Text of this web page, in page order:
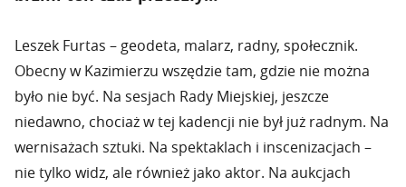
Leszek Furtas – geodeta, malarz, radny, społecznik.
Obecny w Kazimierzu wszędzie tam, gdzie nie można
było nie być. Na sesjach Rady Miejskiej, jeszcze
niedawno, chociaż w tej kadencji nie był już radnym. Na
wernisażach sztuki. Na spektaklach i inscenizacjach –
nie tylko widz, ale również jako aktor. Na aukcjach